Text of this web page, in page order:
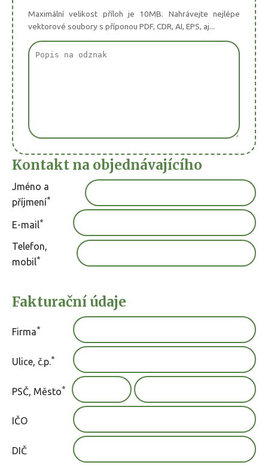
Maximální velikost příloh je 10MB. Nahrávejte nejlépe
vektorové soubory s příponou PDF, CDR, AI, EPS, aj...
Kontakt na objednávajícího
Jméno a
příjmení*
E-mail*
Telefon,
mobil*
Fakturační údaje
Firma*
Ulice, č.p.*
PSČ, Město*
IČO
DIČ